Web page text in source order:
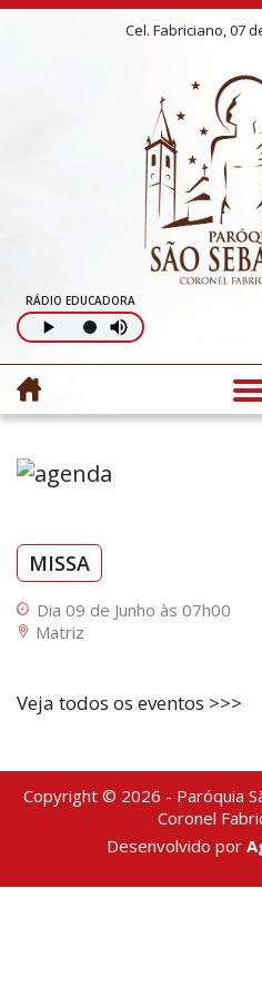
Cel. Fabriciano, 07
RÁDIO EDUCADORA
MISSA
Dia 09 de Junho às 07h00
Matriz
Veja todos os eventos >>>
Copyright © 2026 - Paróquia
Coronel
Desenvolvido por